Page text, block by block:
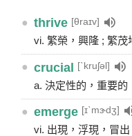
● thrive [θraɪv]
vi. 繁榮，興隆 ; 繁茂
● crucial [ˋkruʃəl]
a. 決定性的，重要的
● emerge [ɪˋmɝdʒ]
vi. 出現，浮現，冒